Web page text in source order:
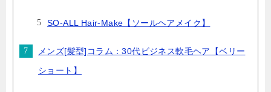
SO-ALL Hair-Make【ソールヘアメイク】
メンズ[髪型]コラム：30代ビジネス軟毛ヘア【ベリー
ショート】